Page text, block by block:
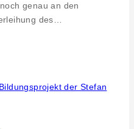
genau an den
des…